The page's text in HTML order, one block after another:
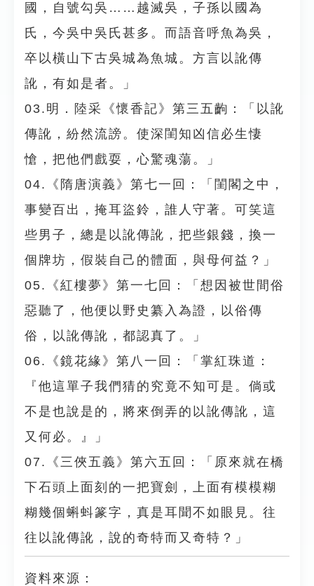
國，自號勾吳……越滅吳，子孫以國為
氏，今吳中吳氏甚多。而語音呼魚為吳，
卒以橫山下古吳城為魚城。方言以訛傳
訛，有如是者。」
03.明．陸采《懷香記》第三五齣：「以訛
傳訛，紛然流謗。使深閨知凶信必生悽
愴，把他們戲耍，心驚魂蕩。」
04.《隋唐演義》第七一回：「閨閣之中，
事變百出，掩耳盜鈴，誰人守著。可笑這
些男子，總是以訛傳訛，把些銀錢，換一
個牌坊，假裝自己的體面，與母何益？」
05.《紅樓夢》第一七回：「想因被世間俗
惡聽了，他便以野史纂入為證，以俗傳
俗，以訛傳訛，都認真了。」
06.《鏡花緣》第八一回：「掌紅珠道：
『他這單子我們猜的究竟不知可是。倘或
不是也說是的，將來倒弄的以訛傳訛，這
又何必。』」
07.《三俠五義》第六五回：「原來就在橋
下石頭上面刻的一把寶劍，上面有模模糊
糊幾個蝌蚪篆字，真是耳聞不如眼見。往
往以訛傳訛，說的奇特而又奇特？」
資料來源：